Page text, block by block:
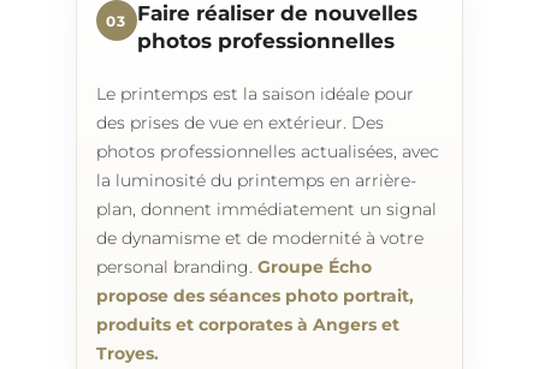
03
Faire réaliser de nouvelles
photos professionnelles
Le printemps est la saison idéale pour
des prises de vue en extérieur. Des
photos professionnelles actualisées, avec
la luminosité du printemps en arrière-
plan, donnent immédiatement un signal
de dynamisme et de modernité à votre
personal branding. Groupe Écho
propose des séances photo portrait,
produits et corporates à Angers et
Troyes.